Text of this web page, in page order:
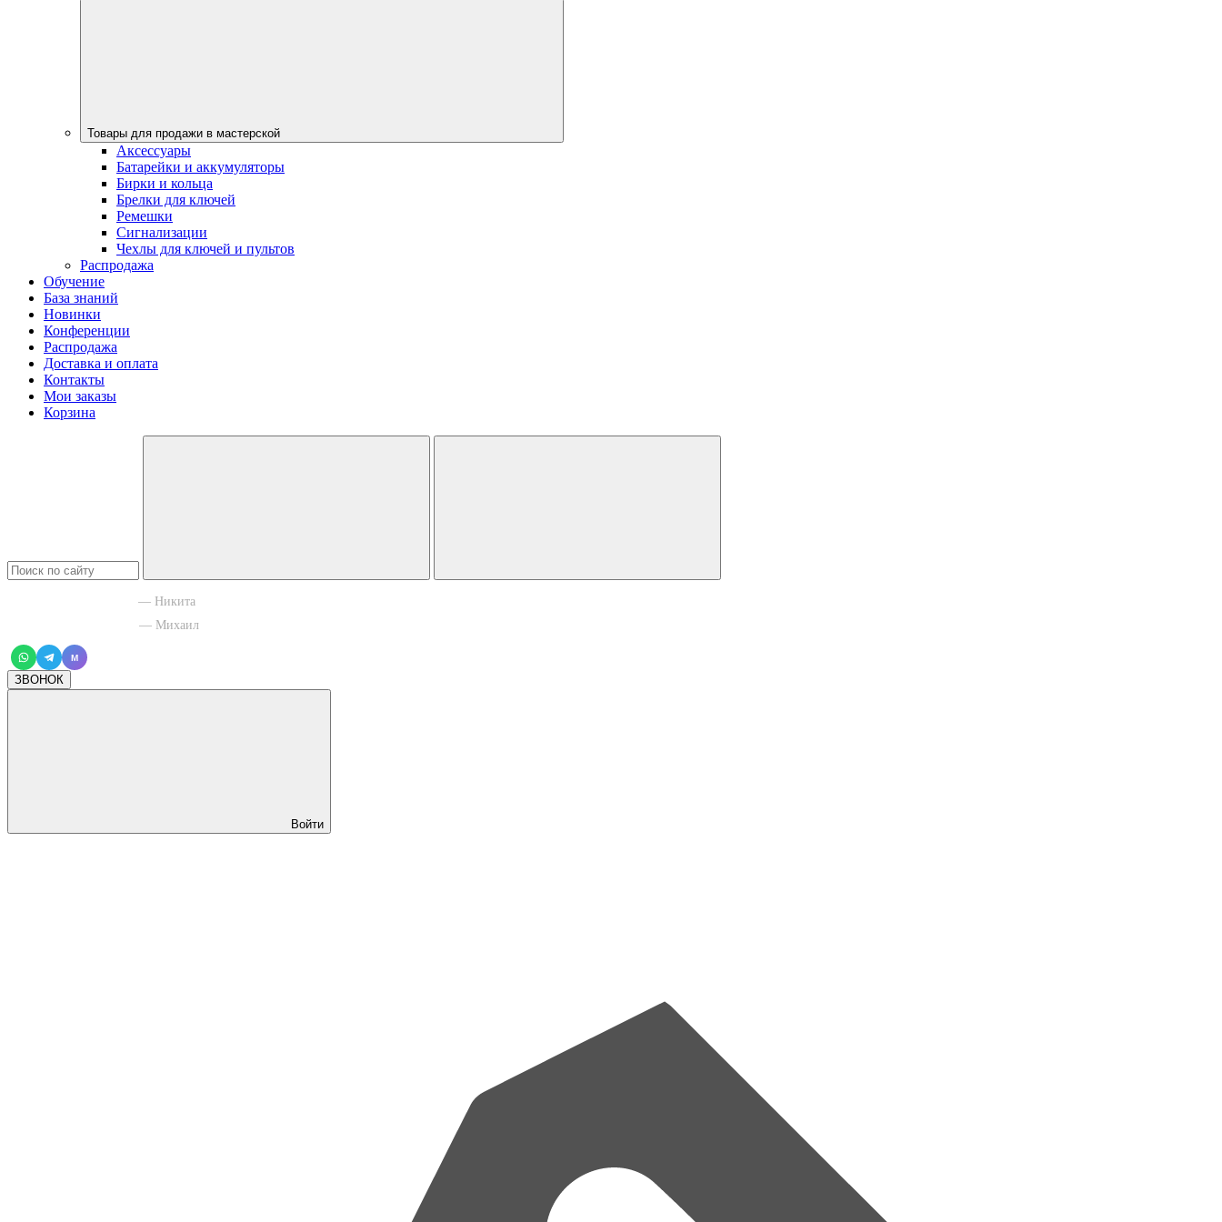
Товары для продажи в мастерской
Аксессуары
Батарейки и аккумуляторы
Бирки и кольца
Брелки для ключей
Ремешки
Сигнализации
Чехлы для ключей и пультов
Распродажа
Обучение
База знаний
Новинки
Конференции
Распродажа
Доставка и оплата
Контакты
Мои заказы
Корзина
— Никита
— Михаил
M
ЗВОНОК
Войти